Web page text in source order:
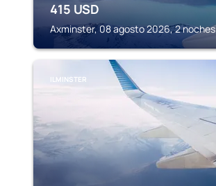
415 USD
Axminster, 08 agosto 2026, 2 noches
ILMINSTER